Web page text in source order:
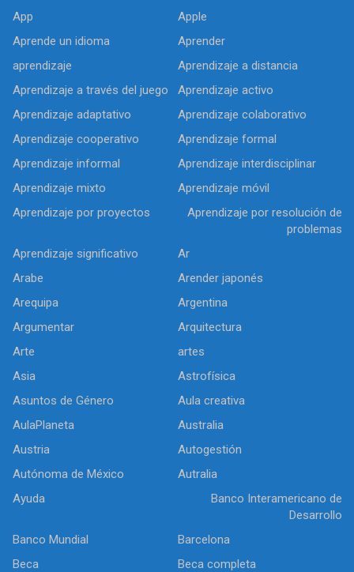
App
Apple
Aprende un idioma
Aprender
aprendizaje
Aprendizaje a distancia
Aprendizaje a través del juego
Aprendizaje activo
Aprendizaje adaptativo
Aprendizaje colaborativo
Aprendizaje cooperativo
Aprendizaje formal
Aprendizaje informal
Aprendizaje interdisciplinar
Aprendizaje mixto
Aprendizaje móvil
Aprendizaje por proyectos
Aprendizaje por resolución de
problemas
Aprendizaje significativo
Ar
Arabe
Arender japonés
Arequipa
Argentina
Argumentar
Arquitectura
Arte
artes
Asia
Astrofísica
Asuntos de Género
Aula creativa
AulaPlaneta
Australia
Austria
Autogestión
Autónoma de México
Autralia
Ayuda
Banco Interamericano de
Desarrollo
Banco Mundial
Barcelona
Beca
Beca completa